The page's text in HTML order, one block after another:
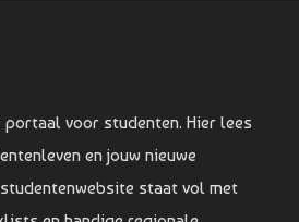
voor studenten. Hier lees
en jouw nieuwe
staat vol met